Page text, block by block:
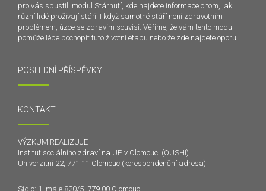
pro vás spustili modul Stárnutí, kde najdete informace o tom, jak
různí lidé prožívají stáří. I když samotné stáří není zdravotním
problémem, úzce se zdravím souvisí. Věříme, že vám tento modul
pomůže lépe pochopit tuto životní etapu nebo že zde najdete oporu.
POSLEDNÍ PŘÍSPĚVKY
KONTAKT
VÝZKUM REALIZUJE
Institut sociálního zdraví na UP v Olomouci (OUSHI)
Univerzitní 22, 771 11 Olomouc (korespondenční adresa)
Sídlo: 1. máje 820/5, 779 00 Olomouc